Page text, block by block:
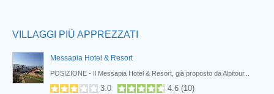
VILLAGGI PIÙ APPREZZATI
Messapia Hotel & Resort
POSIZIONE - Il Messapia Hotel & Resort, già proposto da Alpitour...
3.0 4.6 (10)